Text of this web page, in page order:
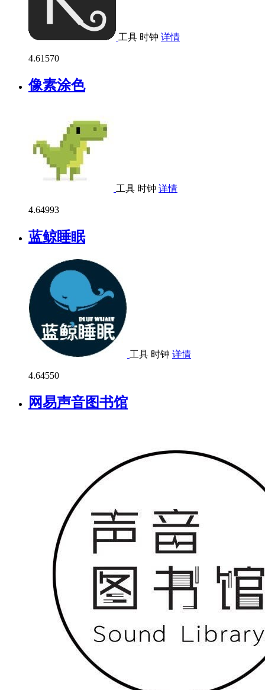
工具 时钟 详情
4.61570
像素涂色
工具 时钟 详情
4.64993
蓝鲸睡眠
工具 时钟 详情
4.64550
网易声音图书馆